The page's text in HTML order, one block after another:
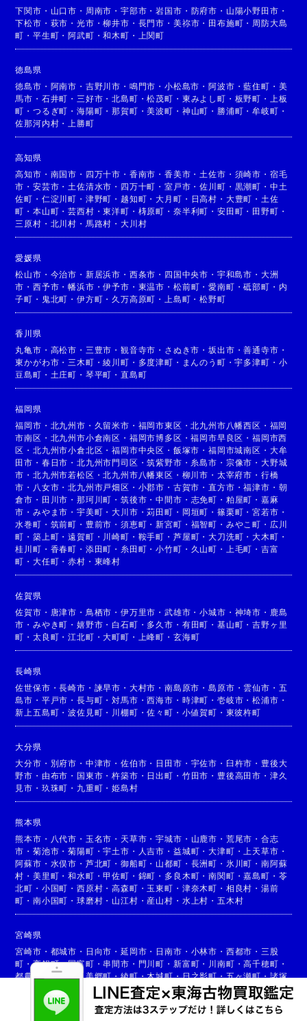
下関市 ・ 山口市 ・ 周南市 ・宇部市 ・岩国市 ・ 防府市 ・ 山陽小野田市 ・
下松市 ・ 萩市 ・光市 ・柳井市 ・ 長門市 ・ 美祢市 ・ 田布施町 ・ 周防大島
町 ・平生町 ・阿武町 ・和木町 ・ 上関町
徳島県
徳島市 ・ 阿南市 ・ 吉野川市 ・ 鳴門市 ・小松島市 ・阿波市 ・藍住町 ・ 美
馬市 ・ 石井町 ・ 三好市 ・北島町 ・松茂町 ・ 東みよし町 ・ 板野町 ・
上板
町 ・つるぎ町 ・海陽町 ・那賀町 ・美波町 ・ 神山町 ・ 勝浦町 ・牟岐町 ・
佐那河内村 ・ 上勝町
高知県
高知市 ・ 南国市 ・ 四万十市 ・ 香南市 ・香美市 ・ 土佐市 ・ 須崎市 ・ 宿毛
市 ・安芸市 ・ 土佐清水市 ・ 四万十町 ・室戸市 ・佐川町 ・ 黒潮町 ・ 中土
佐町 ・ 仁淀川町 ・ 津野町 ・ 越知町 ・大月町 ・ 日高村 ・ 大豊町 ・ 土佐
町 ・本山町 ・芸西村 ・東洋町 ・ 梼原町 ・ 奈半利町 ・ 安田町 ・ 田野町 ・
三原村 ・ 北川村 ・ 馬路村 ・大川村
愛媛県
松山市 ・ 今治市 ・ 新居浜市 ・ 西条市 ・ 四国中央市 ・ 宇和島市 ・ 大洲
市 ・西予市 ・幡浜市 ・伊予市 ・ 東温市 ・ 松前町 ・愛南町 ・砥部町 ・ 内
子町 ・ 鬼北町 ・伊方町 ・ 久万高原町 ・ 上島町 ・松野町
香川県
丸亀市 ・ 高松市 ・ 三豊市 ・観音寺市 ・ さぬき市 ・坂出市 ・善通寺市 ・
東かがわ市 ・ 三木町 ・綾川町 ・ 多度津町 ・ まんのう町 ・宇多津町 ・ 小
豆島町 ・ 土庄町 ・ 琴平町 ・直島町
福岡県
福岡市 ・ 北九州市 ・ 久留米市 ・ 福岡市東区 ・北九州市八幡西区 ・ 福岡
市南区 ・ 北九州市小倉南区 ・ 福岡市博多区 ・福岡市早良区 ・福岡市西
区 ・北九州市小倉北区 ・福岡市中央区 ・ 飯塚市 ・福岡市城南区 ・ 大牟
田市 ・ 春日市 ・北九州市門司区 ・筑紫野市 ・ 糸島市 ・ 宗像市 ・ 大野城
市 ・北九州市若松区 ・北九州市八幡東区 ・ 柳川市 ・ 太宰府市 ・ 行橋
市 ・ 八女市 ・北九州市戸畑区 ・ 小郡市 ・ 古賀市 ・直方市 ・福津市 ・ 朝
倉市 ・ 田川市 ・那珂川町 ・筑後市 ・中間市 ・ 志免町 ・ 粕屋町 ・ 嘉麻
市 ・みやま市 ・宇美町 ・大川市 ・苅田町 ・ 岡垣町 ・ 篠栗町 ・宮若市 ・
水巻町 ・ 筑前町 ・ 豊前市 ・須恵町 ・新宮町 ・ 福智町 ・ みやこ町 ・ 広川
町 ・築上町 ・遠賀町 ・ 川崎町 ・ 鞍手町 ・ 芦屋町 ・大刀洗町 ・大木町 ・
桂川町 ・ 香春町 ・ 添田町 ・ 糸田町 ・小竹町 ・ 久山町 ・ 上毛町 ・ 吉富
町 ・大任町 ・赤村 ・ 東峰村
佐賀県
佐賀市 ・ 唐津市 ・ 鳥栖市 ・伊万里市 ・武雄市 ・小城市 ・ 神埼市 ・ 鹿島
市 ・みやき町 ・嬉野市 ・ 白石町 ・ 多久市 ・ 有田町 ・ 基山町 ・吉野ヶ里
町 ・太良町 ・江北町 ・大町町 ・ 上峰町 ・ 玄海町
長崎県
佐世保市 ・長崎市 ・ 諫早市 ・ 大村市 ・南島原市 ・島原市 ・ 雲仙市 ・ 五
島市 ・ 平戸市 ・長与町 ・対馬市 ・西海市 ・ 時津町 ・ 壱岐市 ・松浦市 ・
新上五島町 ・波佐見町 ・ 川棚町 ・佐々町 ・ 小値賀町 ・ 東彼杵町
大分県
大分市 ・ 別府市 ・ 中津市 ・佐伯市 ・ 日田市 ・ 宇佐市 ・ 臼杵市 ・ 豊後大
野市 ・ 由布市 ・ 国東市 ・杵築市 ・ 日出町 ・ 竹田市 ・ 豊後高田市 ・ 津久
見市 ・ 玖珠町 ・ 九重町 ・姫島村
熊本県
熊本市 ・ 八代市 ・ 玉名市 ・ 天草市 ・宇城市 ・ 山鹿市 ・ 荒尾市 ・ 合志
市 ・菊池市 ・菊陽町 ・宇土市 ・ 人吉市 ・ 益城町 ・大津町 ・ 上天草市 ・
阿蘇市 ・ 水俣市 ・ 芦北町 ・御船町 ・ 山都町 ・ 長洲町 ・ 氷川町 ・ 南阿蘇
村 ・美里町 ・和水町 ・甲佐町 ・ 錦町 ・ 多良木町 ・南関町 ・嘉島町 ・ 苓
北町 ・ 小国町 ・西原村 ・高森町 ・ 玉東町 ・ 津奈木町 ・ 相良村 ・ 湯前
町 ・南小国町 ・球磨村 ・ 山江村 ・ 産山村 ・ 水上村 ・ 五木村
宮崎県
宮崎市 ・ 都城市 ・ 日向市 ・延岡市 ・ 日南市 ・ 小林市 ・ 西都市 ・ 三股
町 ・高鍋町・国富町 ・ 串間市 ・ 門川町 ・ 新富町 ・ 川南町 ・高千穂町 ・
都農町
高原町 ・美郷町・綾町・木城町・日之影町・五ヶ瀬町・諸塚
椎葉村・ 西米良村